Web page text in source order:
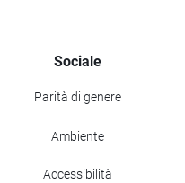
Sociale
Parità di genere
Ambiente
Accessibilità